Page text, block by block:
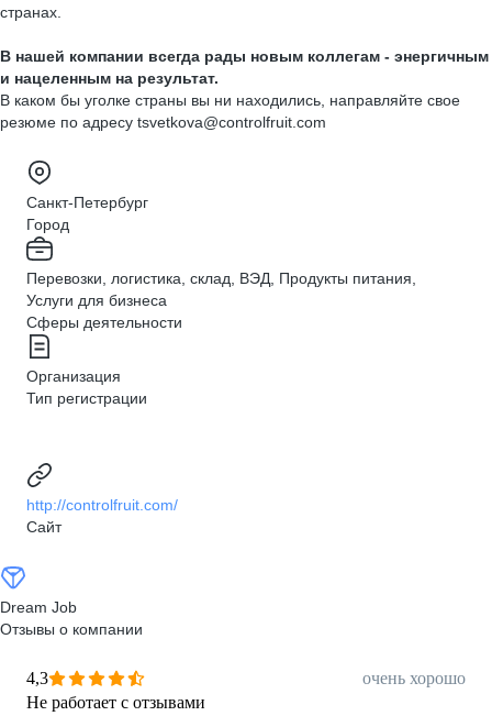
странах.
В нашей компании всегда рады новым коллегам - энергичным
и нацеленным на результат.
В каком бы уголке страны вы ни находились, направляйте свое
резюме по адресу tsvetkova@controlfruit.com
Санкт-Петербург
Город
Перевозки, логистика, склад, ВЭД, Продукты питания,
Услуги для бизнеса
Сферы деятельности
Организация
Тип регистрации
http://controlfruit.com/
Сайт
Dream Job
Отзывы о компании
4,3
очень хорошо
Не работает с отзывами